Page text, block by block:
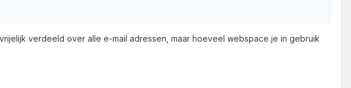
verdeeld over alle e-mail adressen, maar hoeveel webspace je in gebruik